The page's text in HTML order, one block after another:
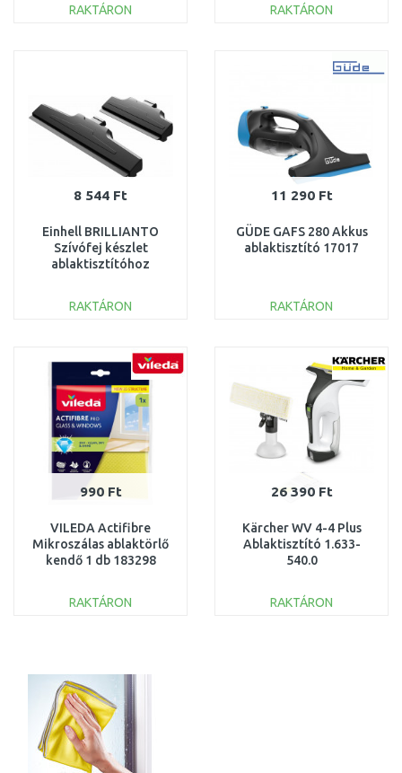
RAKTÁRON
RAKTÁRON
Összehasonlítás
8 544 Ft
Einhell BRILLIANTO
Szívófej készlet
ablaktisztítóhoz
RAKTÁRON
Összehasonlítás
11 290 Ft
GÜDE GAFS 280 Akkus
ablaktisztító 17017
RAKTÁRON
Összehasonlítás
990 Ft
VILEDA Actifibre
Mikroszálas ablaktörlő
kendő 1 db 183298
RAKTÁRON
26 390 Ft
Kärcher WV 4-4 Plus
Ablaktisztító 1.633-
540.0
RAKTÁRON